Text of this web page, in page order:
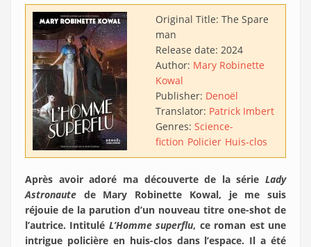
Original Title: The Spare
man
Release date: 2024
Author: Mary Robinette
Kowal
Publisher: Denoël
Translator: Patrick Imbert
Genres: Science-
fiction Policier Huis-clos
Après avoir adoré ma découverte de la série Lady
Astronaute de Mary Robinette Kowal, je me suis
réjouie de la parution d’un nouveau titre one-shot de
l’autrice. Intitulé L’Homme superflu, ce roman est une
intrigue policière en huis-clos dans l’espace. Il a été